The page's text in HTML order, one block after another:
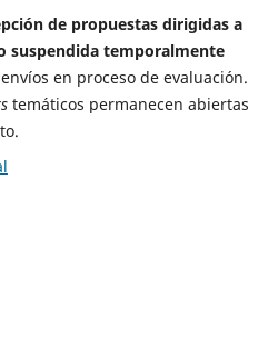
de propuestas dirigidas a
suspendida temporalmente
en proceso de evaluación.
temáticos permanecen abiertas